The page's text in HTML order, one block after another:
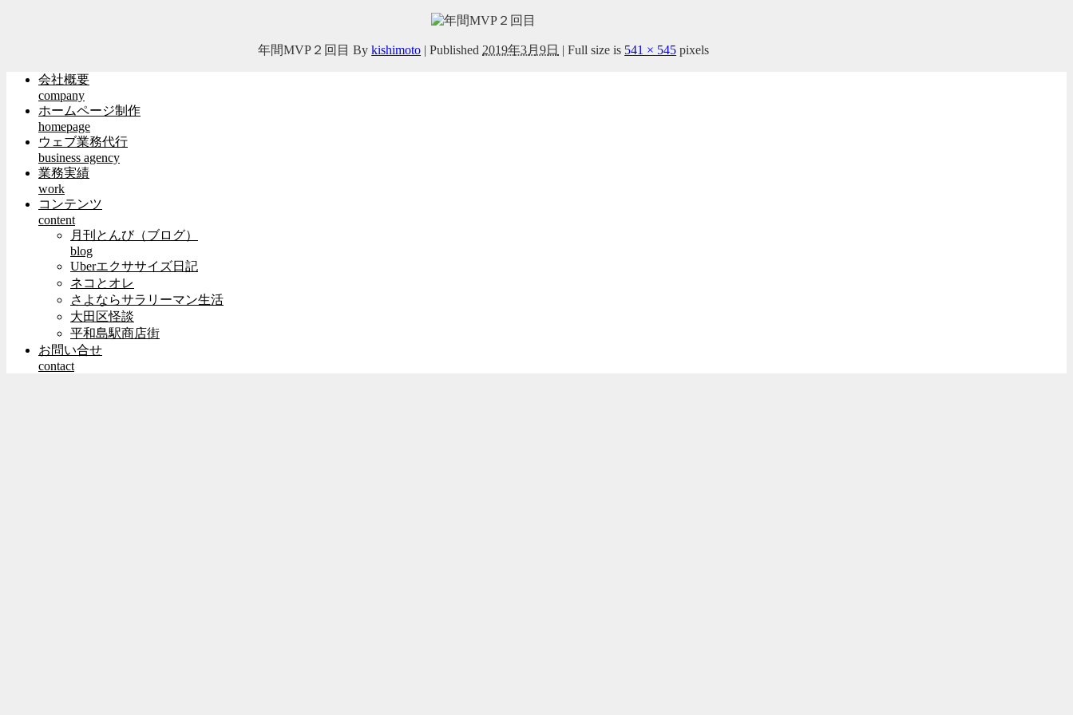
年間MVP２回目 By kishimoto | Published 2019年3月9日 | Full size is 541 × 545 pixels
会社概要
company
ホームページ制作
homepage
ウェブ業務代行
business agency
業務実績
work
コンテンツ
content
月刊とんび（ブログ）
blog
Uberエクササイズ日記
ネコとオレ
さよならサラリーマン生活
大田区怪談
平和島駅商店街
お問い合せ
contact